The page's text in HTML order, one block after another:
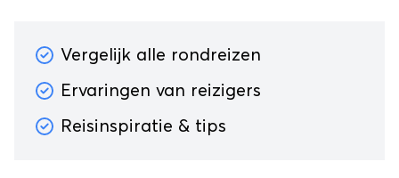
Vergelijk alle rondreizen
Ervaringen van reizigers
Reisinspiratie & tips